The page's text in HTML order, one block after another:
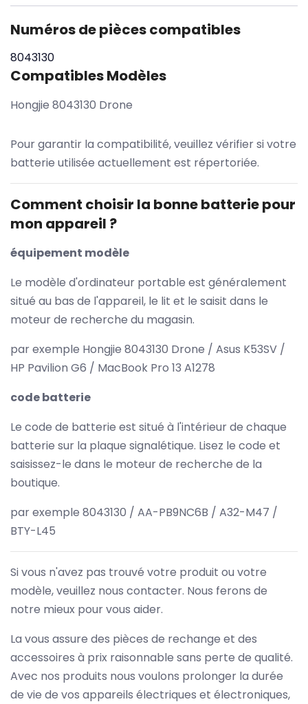
Numéros de pièces compatibles
8043130
Compatibles Modèles
Hongjie 8043130 Drone
Pour garantir la compatibilité, veuillez vérifier si votre
batterie utilisée actuellement est répertoriée.
Comment choisir la bonne batterie pour
mon appareil ?
équipement modèle
Le modèle d'ordinateur portable est généralement
situé au bas de l'appareil, le lit et le saisit dans le
moteur de recherche du magasin.
par exemple Hongjie 8043130 Drone / Asus K53SV /
HP Pavilion G6 / MacBook Pro 13 A1278
code batterie
Le code de batterie est situé à l'intérieur de chaque
batterie sur la plaque signalétique. Lisez le code et
saisissez-le dans le moteur de recherche de la
boutique.
par exemple 8043130 / AA-PB9NC6B / A32-M47 /
BTY-L45
Si vous n'avez pas trouvé votre produit ou votre
modèle, veuillez nous contacter. Nous ferons de
notre mieux pour vous aider.
La vous assure des pièces de rechange et des
accessoires à prix raisonnable sans perte de qualité.
Avec nos produits nous voulons prolonger la durée
de vie de vos appareils électriques et électroniques,